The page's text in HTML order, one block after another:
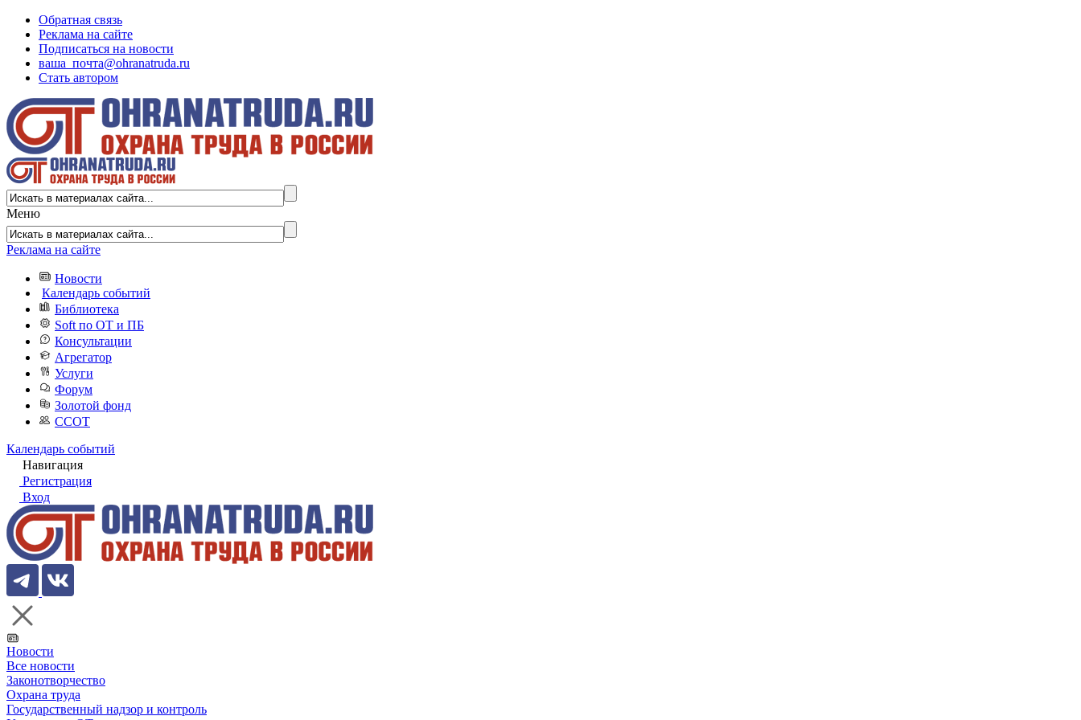
Обратная связь
Реклама на сайте
Подписаться на новости
ваша_почта@ohranatruda.ru
Стать автором
Меню
Реклама на сайте
Новости
Календарь событий
Библиотека
Soft по ОТ и ПБ
Консультации
Агрегатор
Услуги
Форум
Золотой фонд
ССОТ
Календарь событий
Навигация
Регистрация
Вход
Новости
Все новости
Законотворчество
Охрана труда
Государственный надзор и контроль